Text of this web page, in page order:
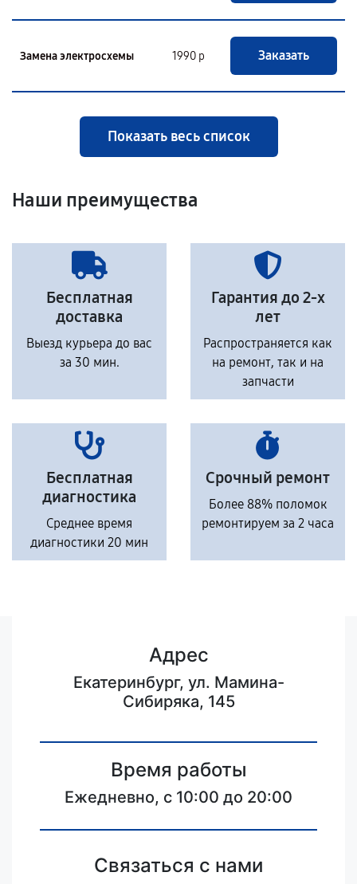
Замена электросхемы 1990 р Заказать
Показать весь список
Наши преимущества
Бесплатная
доставка
Выезд курьера до вас
за 30 мин.
Гарантия до 2-х
лет
Распространяется как
на ремонт, так и на
запчасти
Бесплатная
диагностика
Среднее время
диагностики 20 мин
Срочный ремонт
Более 88% поломок
ремонтируем за 2 часа
Адрес
Екатеринбург, ул. Мамина-
Сибиряка, 145
Время работы
Ежедневно, с 10:00 до 20:00
Связаться с нами